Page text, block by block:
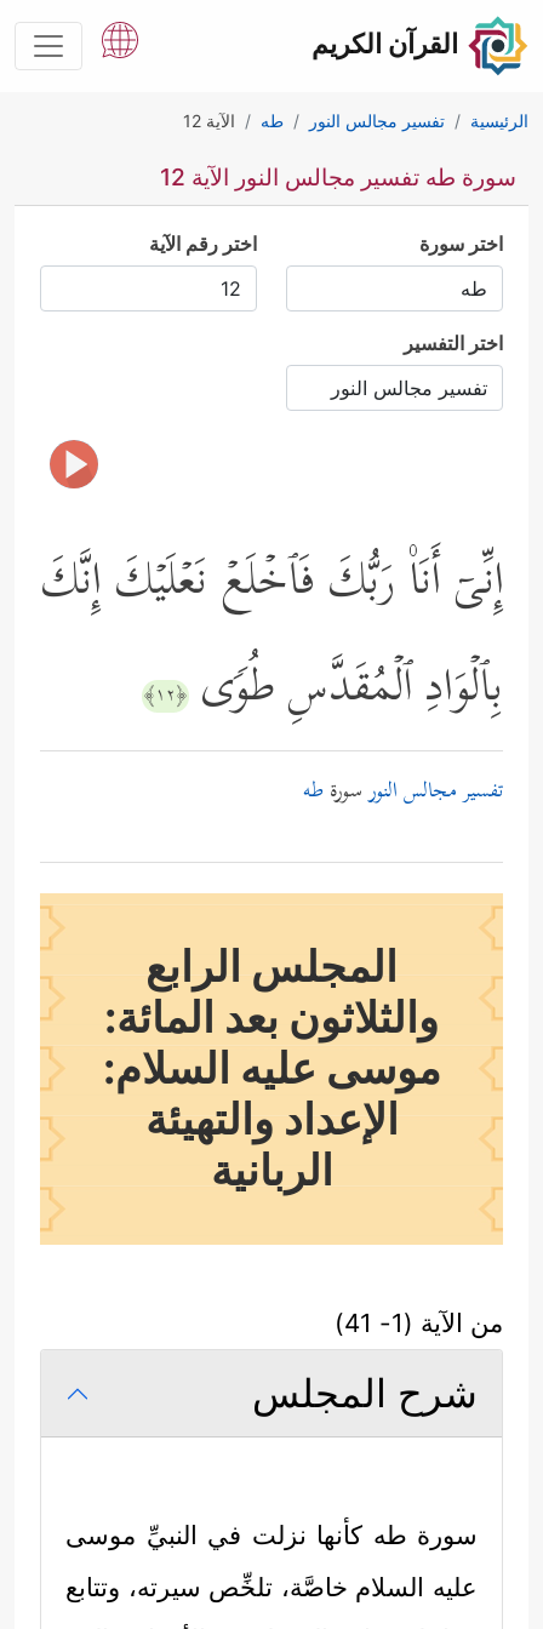
القرآن الكريم
الرئيسية تفسير مجالس النور طه الآية 12
سورة طه تفسير مجالس النور الآية 12
اختر سورة اختر رقم الآية
اختر التفسير
إِنِّیۤ أَنَا۠ رَبُّكَ فَٱخۡلَعۡ نَعۡلَیۡكَ إِنَّكَ
بِٱلۡوَادِ ٱلۡمُقَدَّسِ طُوࣰى ﴿١٢﴾
تفسير مجالس النورسورة طه
المجلس الرابع
والثلاثون بعد المائة:
موسى عليه السلام:
الإعداد والتهيئة
الربانية
من الآية (1- 41)
شرح المجلس
سورة طه كأنها نزلت في النبيِّ موسى
عليه السلام خاصَّة، تلخِّص سيرته، وتتابع